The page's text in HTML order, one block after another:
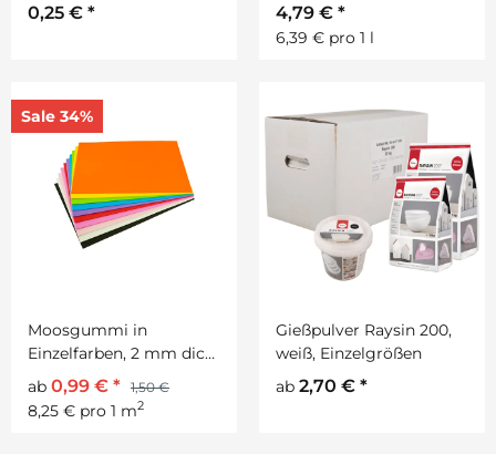
0,25 € * 4,79 € *
6,39 € pro 1 l
Sale 34%
Moosgummi in
Einzelfarben, 2 mm dick,
29 x 40 cm
ab 0,99 € * 1,50 €
8,25 € pro 1 m2
Gießpulver Raysin 200,
weiß, Einzelgrößen
ab 2,70 € *